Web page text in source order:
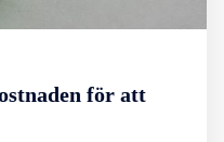
för att